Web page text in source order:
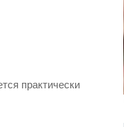
практически